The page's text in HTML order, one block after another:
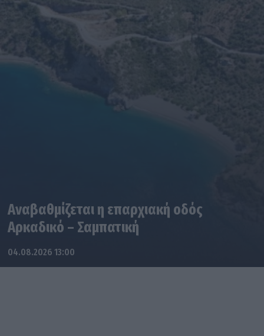
Αναβαθμίζεται η επαρχιακή οδός
Αρκαδικό – Σαμπατική
04.08.2026 13:00